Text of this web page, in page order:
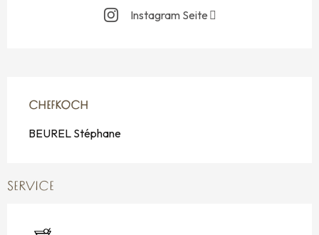
Instagram Seite
CHEFKOCH
CHEFKOCH
BEUREL Stéphane
SERVICE